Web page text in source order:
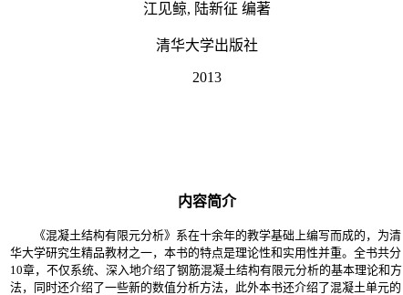
江见鲸, 陆新征 编著
清华大学出版社
2013
内容简介
《混凝土结构有限元分析》系在十余年的教学基础上编写而成的，为清
华大学研究生精品教材之一，本书的特点是理论性和实用性并重。全书共分
10章，不仅系统、深入地介绍了钢筋混凝土结构有限元分析的基本理论和方
法，同时还介绍了一些新的数值分析方法，此外本书还介绍了混凝土单元的